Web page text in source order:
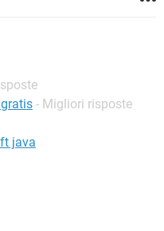
- Migliori risposte
java